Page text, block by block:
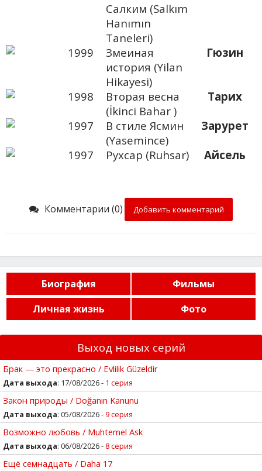
Салким (Salkım
Hanımın
Taneleri)
1999
Змеиная
история (Yilan
Hikayesi)
Гюзин
1998
Вторая весна
(İkinci Bahar )
Тарих
1997
В стиле Ясмин
(Yasemince)
Зарурет
1997
Рухсар (Ruhsar) Айсель
Комментарии (0) Добавить комментарий
Биография
Фильмы
Личная жизнь
Фото
Выход новых серий
Брак — это прекрасно / Evlilik Güzeldir
Дата выхода: 17/08/2026 - 1 серия
Закон природы / Doğanın Kanunu
Дата выхода: 05/08/2026 -9 серия
Возможно любовь / Muhtemel Ask
Дата выхода: 06/08/2026 - 8 серия
Ещё семнадцать / Daha 17